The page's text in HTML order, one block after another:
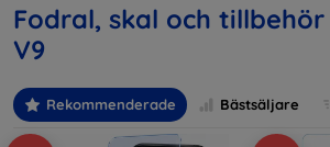
Fodral, skal och
V9
Rekommenderade Bästsäljare